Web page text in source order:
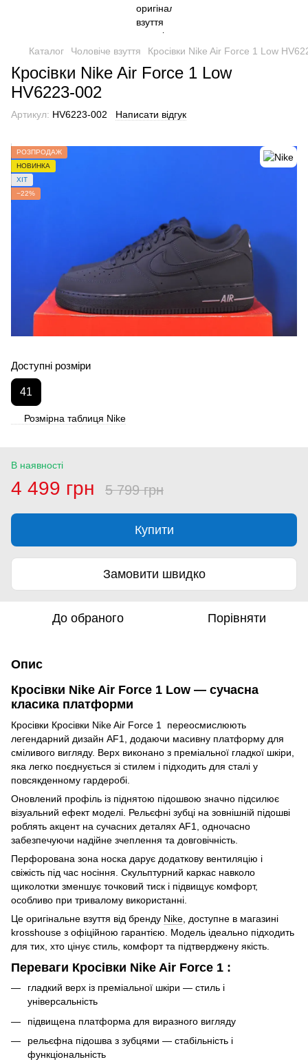
Каталог Чоловіче взуття Кросівки Nike Air Force 1 Low
Кросівки Nike Air Force 1 Low
HV6223-002
Артикул: HV6223-002 Написати відгук
РОЗПРОДАЖ
НОВИНКА
ХІТ
−22%
Доступні розміри
41
Розмірна таблиця Nike
В наявності
4 499 грн 5 799 грн
Купити
Замовити швидко
До обраного Порівняти
Опис
Кросівки Nike Air Force 1 Low — сучасна
класика платформи
Кросівки Кросівки Nike Air Force 1 переосмислюють
легендарний дизайн AF1, додаючи масивну платформу для
сміливого вигляду. Верх виконано з преміальної гладкої шкіри,
яка легко поєднується зі стилем і підходить для сталі у
повсякденному гардеробі.
Оновлений профіль із піднятою підошвою значно підсилює
візуальний ефект моделі. Рельєфні зубці на зовнішній підошві
роблять акцент на сучасних деталях AF1, одночасно
забезпечуючи надійне зчеплення та довговічність.
Перфорована зона носка дарує додаткову вентиляцію і
свіжість під час носіння. Скульптурний каркас навколо
щиколотки зменшує точковий тиск і підвищує комфорт,
особливо при тривалому використанні.
Це оригінальне взуття від бренду Nike , доступне в магазині
krosshouse з офіційною гарантією. Модель ідеально підходить
для тих, хто цінує стиль, комфорт та підтверджену якість.
Переваги Кросівки Nike Air Force 1 :
гладкий верх із преміальної шкіри — стиль і
універсальність
підвищена платформа для виразного вигляду
рельєфна підошва з зубцями — стабільність і
функціональність